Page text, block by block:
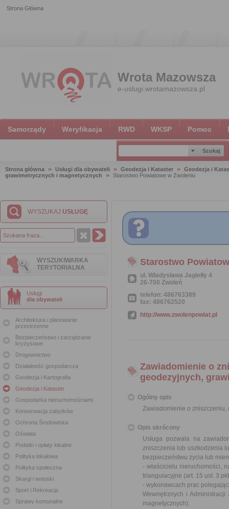
Strona Główna
Wrota Mazowsza
e-uslugi.wrotamazowsza.pl
Samorządy Weryfikacja RWD WKSP Pomoc
Strona główna Usługi dla obywateli Geodezja i Kataster
Geodezja i
grawimetrycznych i magnetycznych
Starostwo Powiatowe w Zwoleniu
WYSZUKAJ USŁUGĘ
WYSZUKIWARKA
TERYTORIALNA
Usługi
dla obywateli
Architektura i planowanie
przestrzenne
Bezpieczeństwo i zarządzanie
kryzysowe
Drogownictwo
Działalność gospodarcza
Geodezja i Kartografia
Geodezja i Kataster
Gospodarka nieruchomościami
Konserwacja zabytków
Ochrona Środowiska
Oświata
Podatki i opłaty lokalne
Polityka lokalowa
Polityka społeczna
Skargi i wnioski
Sport i Rekreacja
Sprawy komunalne
Starostwo
ul. Władysława Jagiełły 4
26-700 Zwoleń
telefon: 486763389
fax: 486762520
http://www.zwolenpowiat.pl
Zawiadomienie o
geodezyjnych,
Ogólny opis
Zawiadomienie o zniszczeniu,
Opis skrócony
Usługa pozwala na
zniszczenia lub uszkodzenia
bezpieczeństwu życia lub
- właścicielu nieruchomości,
triangulacyjne (art. 15 ust. 3
- wykonawcach prac
Wewnętrznych i
magnetycznych).